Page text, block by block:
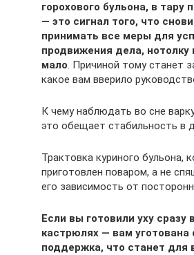
горохового бульона, в тару
— это сигнал того, что
принимать все меры для
продвижения дела, нотолку
мало. Причиной тому станет
какое вам вверило
К чему наблюдать во сне
это обещает стабильность в
Трактовка куриного бульона,
приготовлен поваром, а не
его зависимость от
Если вы готовили уху сразу
кастрюлях — вам уготована
поддержка, что станет для